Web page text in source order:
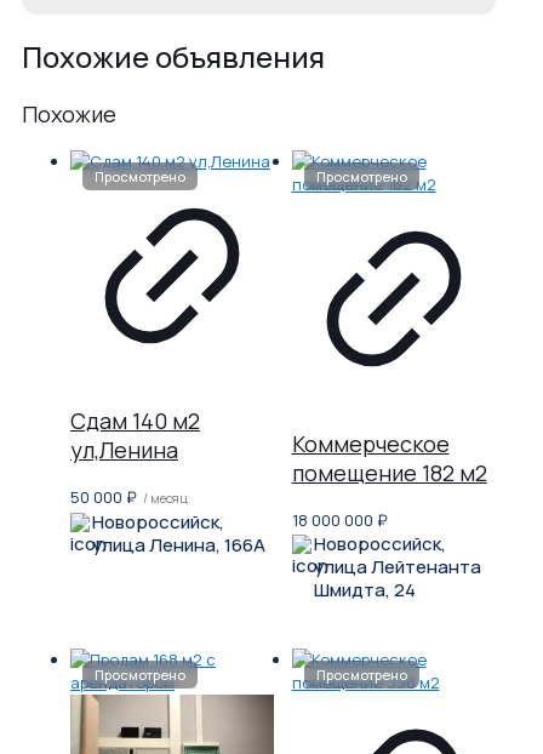
Похожие объявления
Похожие
Сдам 140 м2
ул,Ленина
50 000 ₽ / месяц
Новороссийск,
улица Ленина, 166А
Коммерческое
помещение 182 м2
18 000 000 ₽
Новороссийск,
улица Лейтенанта
Шмидта, 24